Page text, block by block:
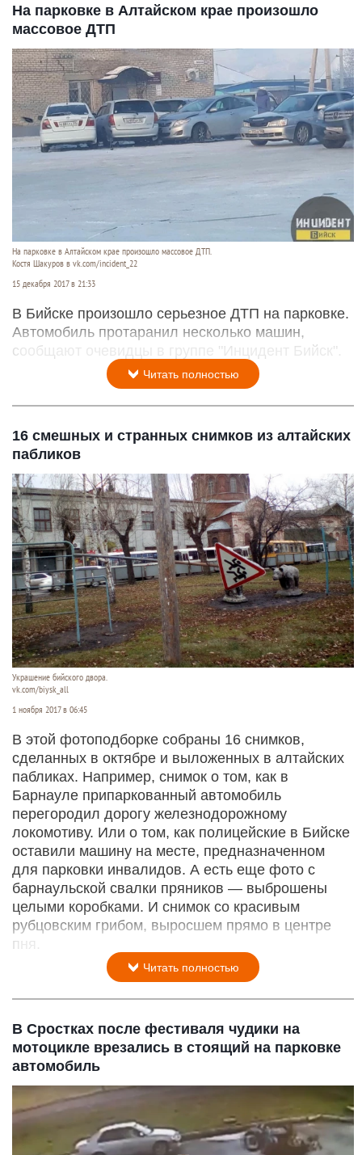
На парковке в Алтайском крае произошло
массовое ДТП
На парковке в Алтайском крае произошло массовое ДТП.
Костя Шакуров в vk.com/incident_22
15 декабря 2017 в 21:33
В Бийске произошло серьезное ДТП на парковке.
Автомобиль протаранил несколько машин,
сообщают очевидцы в группе "Инцидент Бийск".
Читать полностью
16 смешных и странных снимков из алтайских
пабликов
Украшение бийского двора.
vk.com/biysk_all
1 ноября 2017 в 06:45
В этой фотоподборке собраны 16 снимков,
сделанных в октябре и выложенных в алтайских
пабликах. Например, снимок о том, как в
Барнауле припаркованный автомобиль
перегородил дорогу железнодорожному
локомотиву. Или о том, как полицейские в Бийске
оставили машину на месте, предназначенном
для парковки инвалидов. А есть еще фото с
барнаульской свалки пряников — выброшены
целыми коробками. И снимок со красивым
рубцовским грибом, выросшем прямо в центре
пня.
Читать полностью
В Сростках после фестиваля чудики на
мотоцикле врезались в стоящий на парковке
автомобиль